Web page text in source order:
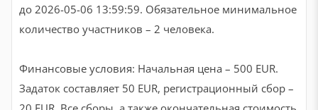
до 2026-05-06 13:59:59. Обязательное минимальное
количество участников – 2 человека.
Финансовые условия: Начальная цена – 500 EUR.
Задаток составляет 50 EUR, регистрационный сбор –